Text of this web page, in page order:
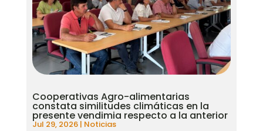
Cooperativas Agro-alimentarias
constata similitudes climáticas en la
presente vendimia respecto a la anterior
Jul 29, 2026| Noticias